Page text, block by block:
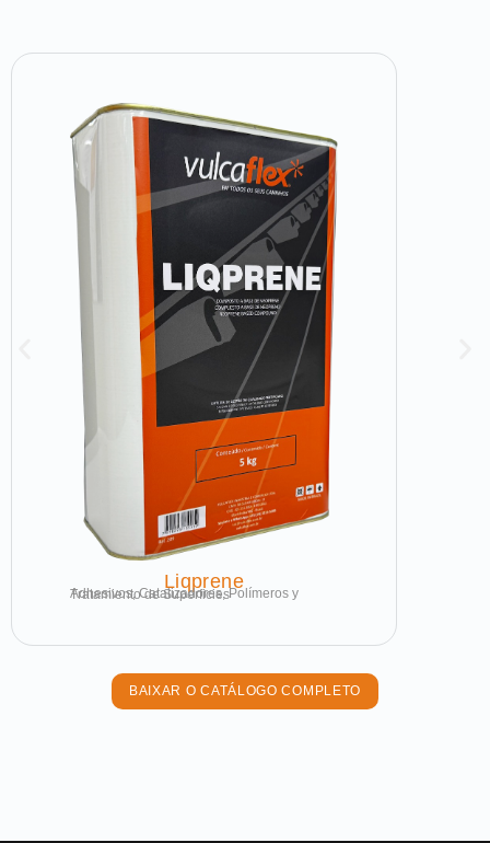
Liqprene
Adhesivos, Catalizadores, Polímeros y Tratamiento de Superficies
BAIXAR O CATÁLOGO COMPLETO